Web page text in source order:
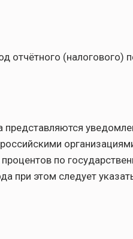
отчётного (налогового)
представляются
по
при этом следует